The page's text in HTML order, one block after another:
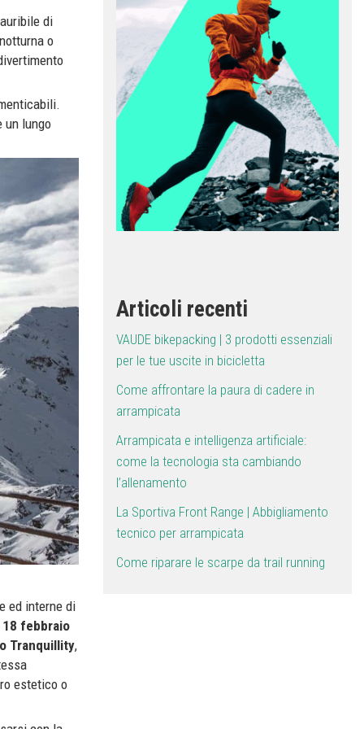
di
o
un lungo
ed interne di
18 febbraio
Tranquillity,
estetico o
Articoli recenti
VAUDE bikepacking | 3 prodotti essenziali
per le tue uscite in bicicletta
Come affrontare la paura di cadere in
arrampicata
Arrampicata e intelligenza artificiale:
come la tecnologia sta cambiando
l’allenamento
La Sportiva Front Range | Abbigliamento
tecnico per arrampicata
Come riparare le scarpe da trail running